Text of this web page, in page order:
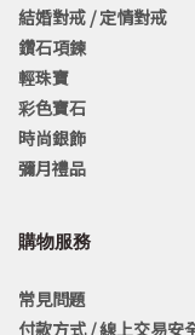
結婚對戒 / 定情對戒
鑽石項鍊
輕珠寶
彩色寶石
時尚銀飾
彌月禮品
購物服務
常見問題
付款方式 / 線上交易安